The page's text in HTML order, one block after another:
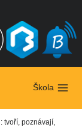
Škola
tvoří, poznávají,